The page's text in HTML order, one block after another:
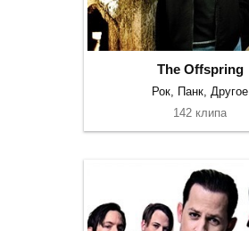
The Offspring
Рок, Панк, Другое
142 клипа